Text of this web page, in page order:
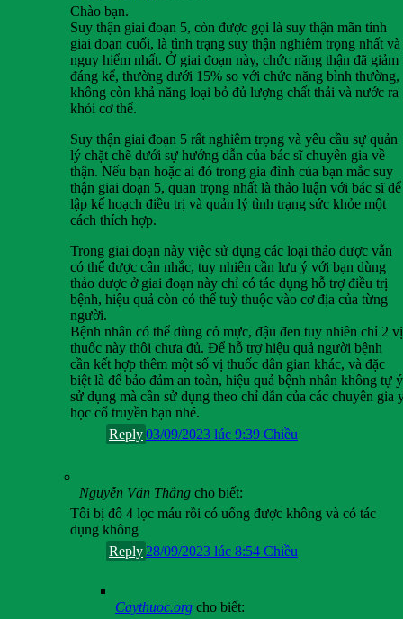
Chào bạn.
Suy thận giai đoạn 5, còn được gọi là suy thận mãn tính
giai đoạn cuối, là tình trạng suy thận nghiêm trọng nhất và
nguy hiểm nhất. Ở giai đoạn này, chức năng thận đã giảm
đáng kể, thường dưới 15% so với chức năng bình thường,
không còn khả năng loại bỏ đủ lượng chất thải và nước ra
khỏi cơ thể.
Suy thận giai đoạn 5 rất nghiêm trọng và yêu cầu sự quản
lý chặt chẽ dưới sự hướng dẫn của bác sĩ chuyên gia về
thận. Nếu bạn hoặc ai đó trong gia đình của bạn mắc suy
thận giai đoạn 5, quan trọng nhất là thảo luận với bác sĩ để
lập kế hoạch điều trị và quản lý tình trạng sức khỏe một
cách thích hợp.
Trong giai đoạn này việc sử dụng các loại thảo dược vẫn
có thể được cân nhắc, tuy nhiên cần lưu ý với bạn dùng
thảo dược ở giai đoạn này chỉ có tác dụng hỗ trợ điều trị
bệnh, hiệu quả còn có thể tuỳ thuộc vào cơ địa của từng
người.
Bệnh nhân có thể dùng cỏ mực, đậu đen tuy nhiên chỉ 2 vị
thuốc này thôi chưa đủ. Để hỗ trợ hiệu quả người bệnh
cần kết hợp thêm một số vị thuốc dân gian khác, và đặc
biệt là để bảo đảm an toàn, hiệu quả bệnh nhân không tự ý
sử dụng mà cần sử dụng theo chỉ dẫn của các chuyên gia
học cổ truyền bạn nhé.
03/09/2023 lúc 9:39 Chiều
Reply
Nguyễn Văn Thắng cho biết:
Tôi bị đô 4 lọc máu rồi có uống được không và có tác
dụng không
28/09/2023 lúc 8:54 Chiều
Reply
Caythuoc.org cho biết: